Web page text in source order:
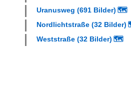
Uranusweg (691 Bilder) 🗺
Nordlichtstraße (32 Bilder)
Weststraße (32 Bilder) 🗺